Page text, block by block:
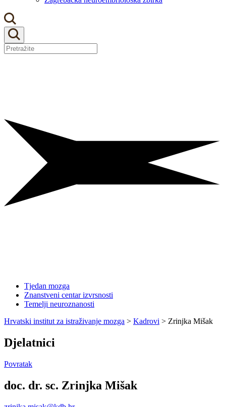
Tjedan mozga
Znanstveni centar izvrsnosti
Temelji neuroznanosti
Hrvatski institut za istraživanje mozga > Kadrovi > Zrinjka Mišak
Djelatnici
Povratak
doc. dr. sc. Zrinjka Mišak